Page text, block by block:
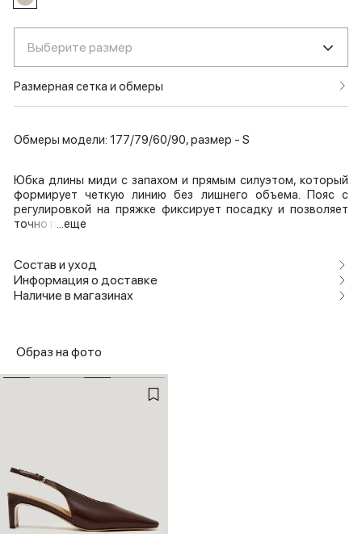
Выберите размер
Размерная сетка и обмеры
Обмеры модели: 177/79/60/90, размер - S
Юбка длины миди с запахом и прямым силуэтом, который
формирует четкую линию без лишнего объема. Пояс с
регулировкой на пряжке фиксирует посадку и позволяет
точно п ...еще
Состав и уход
Информация о доставке
Наличие в магазинах
Образ на фото